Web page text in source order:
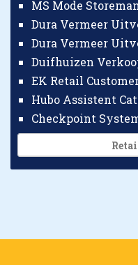
MS Mode
Dura Vermeer
Dura Vermeer
Duifhuizen
EK Retail
Hubo Assistent